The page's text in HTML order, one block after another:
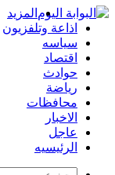
المزيد
اذاعة وتلفزيون
سياسه
اقتصاد
حوادث
رياضة
محافظات
الاخبار
عاجل
الرئيسيه